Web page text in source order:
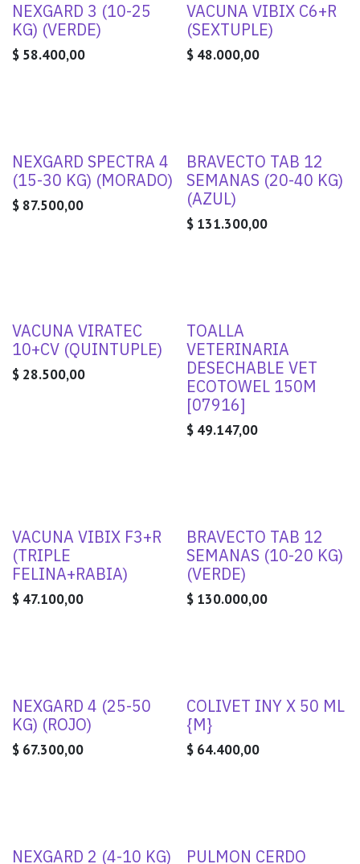
NEXGARD 3 (10-25
KG) (VERDE)
$ 58.400,00
VACUNA VIBIX C6+R
(SEXTUPLE)
$ 48.000,00
NEXGARD SPECTRA 4
(15-30 KG) (MORADO)
$ 87.500,00
BRAVECTO TAB 12
SEMANAS (20-40 KG)
(AZUL)
$ 131.300,00
VACUNA VIRATEC
10+CV (QUINTUPLE)
$ 28.500,00
TOALLA
VETERINARIA
DESECHABLE VET
ECOTOWEL 150M
[07916]
$ 49.147,00
VACUNA VIBIX F3+R
(TRIPLE
FELINA+RABIA)
$ 47.100,00
BRAVECTO TAB 12
SEMANAS (10-20 KG)
(VERDE)
$ 130.000,00
NEXGARD 4 (25-50
KG) (ROJO)
$ 67.300,00
COLIVET INY X 50 ML
{M}
$ 64.400,00
NEXGARD 2 (4-10 KG) PULMON CERDO